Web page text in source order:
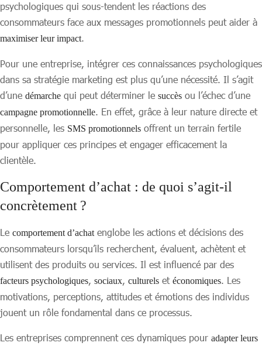
psychologiques qui sous-tendent les réactions des
consommateurs face aux messages promotionnels peut aider à
maximiser leur impact.
Pour une entreprise, intégrer ces connaissances psychologiques
dans sa stratégie marketing est plus qu’une nécessité. Il s’agit
d’une démarche qui peut déterminer le succès ou l’échec d’une
campagne promotionnelle. En effet, grâce à leur nature directe et
personnelle, les SMS promotionnels offrent un terrain fertile
pour appliquer ces principes et engager efficacement la
clientèle.
Comportement d’achat : de quoi s’agit-il
concrètement ?
Le comportement d’achat englobe les actions et décisions des
consommateurs lorsqu’ils recherchent, évaluent, achètent et
utilisent des produits ou services. Il est influencé par des
facteurs psychologiques, sociaux, culturels et économiques. Les
motivations, perceptions, attitudes et émotions des individus
jouent un rôle fondamental dans ce processus.
Les entreprises comprennent ces dynamiques pour adapter leurs